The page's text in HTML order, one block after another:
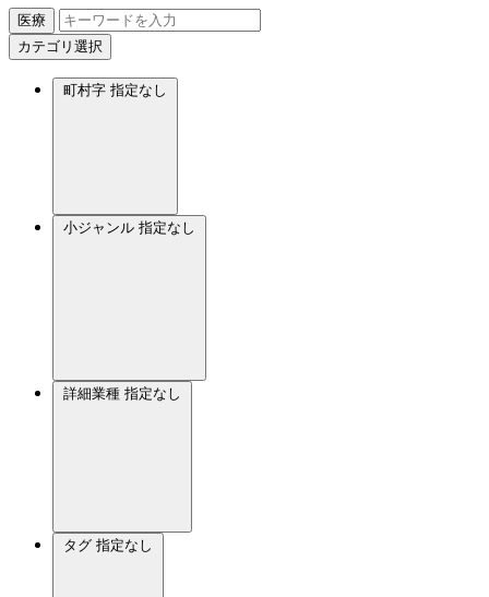
医療
カテゴリ選択
町村字 指定なし
小ジャンル 指定なし
詳細業種 指定なし
タグ 指定なし